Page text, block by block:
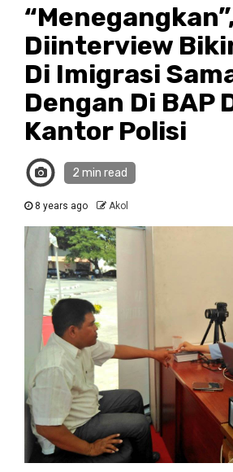
Diinterview
Di Imigrasi
Dengan Di BAP
Kantor Polisi
2 min read
8 years ago Akol